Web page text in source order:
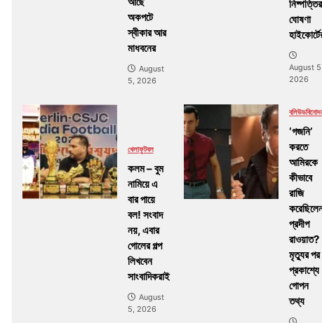
অকপটে
স্বীকার আর
মাধবনের
August
5, 2026
নিষ্পত্তির
ঘোষণা
August
2026
খেলাফুটবল
কলম – বুম
নামিয়ে এ
বার পায়ে
বল! সংবাদ
নয়, এবার
গোলের গল্প
লিখবেন
সাংবাদিকরাই
August
5, 2026
বলিউড
‘গজনি’
করতে
আমিরকে
কীভাবে
রাজি
প্রদীপ
রাওয়াত?
মৃত্যুর পর
প্রকাশ্যে
গোপন
তথ্য